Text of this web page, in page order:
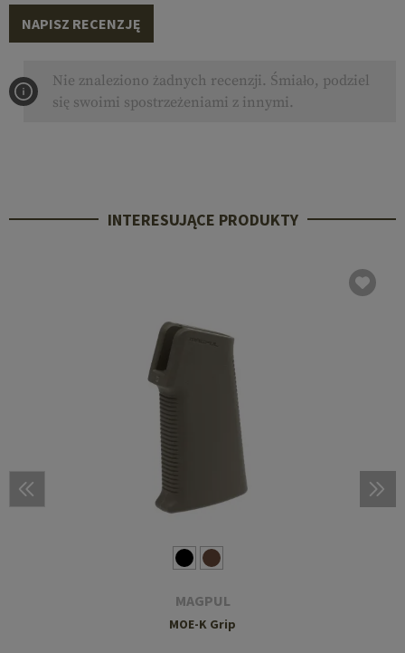
NAPISZ RECENZJĘ
Nie znaleziono żadnych recenzji. Śmiało, podziel
się swoimi spostrzeżeniami z innymi.
INTERESUJĄCE PRODUKTY
MAGPUL
MOE-K Grip